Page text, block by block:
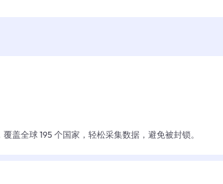
盖全球 195 个国家，轻松采集数据，避免被封锁。